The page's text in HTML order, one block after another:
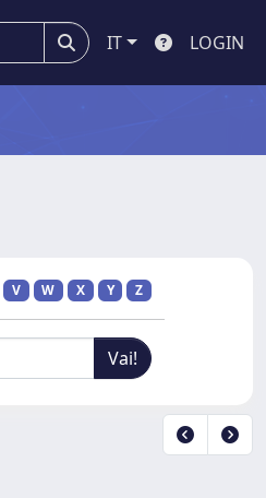
IT LOGIN
V W X Y Z